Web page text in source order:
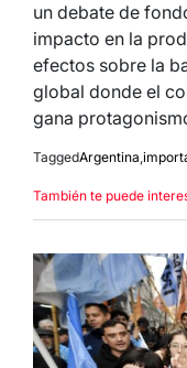
un debate de
impacto en la
efectos sobre la
global donde el
gana
TaggedArgentina
También te puede